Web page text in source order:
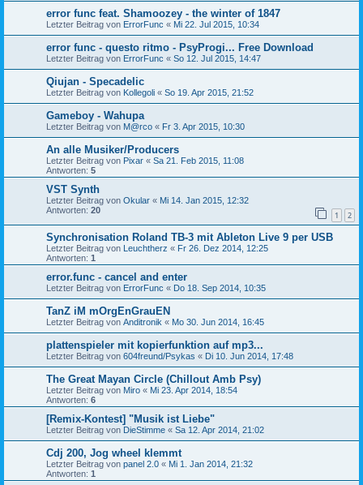
error func feat. Shamoozey - the winter of 1847
Letzter Beitrag von ErrorFunc « Mi 22. Jul 2015, 10:34
error func - questo ritmo - PsyProgi... Free Download
Letzter Beitrag von ErrorFunc « So 12. Jul 2015, 14:47
Qiujan - Specadelic
Letzter Beitrag von Kollegoli « So 19. Apr 2015, 21:52
Gameboy - Wahupa
Letzter Beitrag von M@rco « Fr 3. Apr 2015, 10:30
An alle Musiker/Producers
Letzter Beitrag von Pixar « Sa 21. Feb 2015, 11:08
Antworten: 5
VST Synth
Letzter Beitrag von Okular « Mi 14. Jan 2015, 12:32
Antworten: 20 1 2
Synchronisation Roland TB-3 mit Ableton Live 9 per USB
Letzter Beitrag von Leuchtherz « Fr 26. Dez 2014, 12:25
Antworten: 1
error.func - cancel and enter
Letzter Beitrag von ErrorFunc « Do 18. Sep 2014, 10:35
TanZ iM mOrgEnGrauEN
Letzter Beitrag von Anditronik « Mo 30. Jun 2014, 16:45
plattenspieler mit kopierfunktion auf mp3...
Letzter Beitrag von 604freund/Psykas « Di 10. Jun 2014, 17:48
The Great Mayan Circle (Chillout Amb Psy)
Letzter Beitrag von Miro « Mi 23. Apr 2014, 18:54
Antworten: 6
[Remix-Kontest] "Musik ist Liebe"
Letzter Beitrag von DieStimme « Sa 12. Apr 2014, 21:02
Cdj 200, Jog wheel klemmt
Letzter Beitrag von panel 2.0 « Mi 1. Jan 2014, 21:32
Antworten: 1